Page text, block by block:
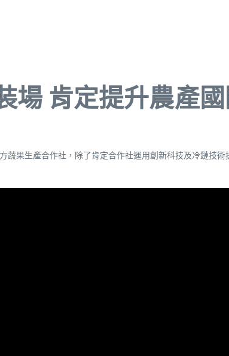
場 肯定提升農產
蔬果生產合作社，除了肯定合作社運用創新科技及冷鏈技